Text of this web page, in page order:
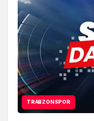
TRABZONSPOR